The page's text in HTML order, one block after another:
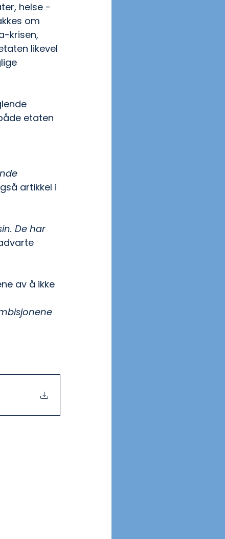
helse -
om
krisen,
likevel
etaten
artikkel i
De har
av å ikke